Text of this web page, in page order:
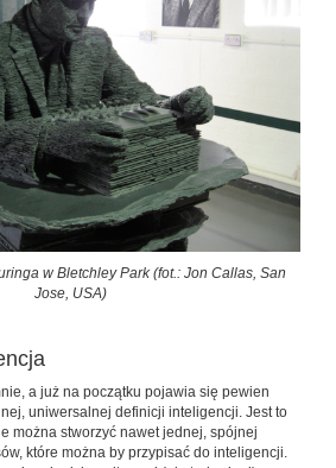
w Bletchley Park (fot.: Jon Callas, San
Jose, USA)
a już na początku pojawia się pewien
uniwersalnej definicji inteligencji. Jest to
można stworzyć nawet jednej, spójnej
które można by przypisać do inteligencji.